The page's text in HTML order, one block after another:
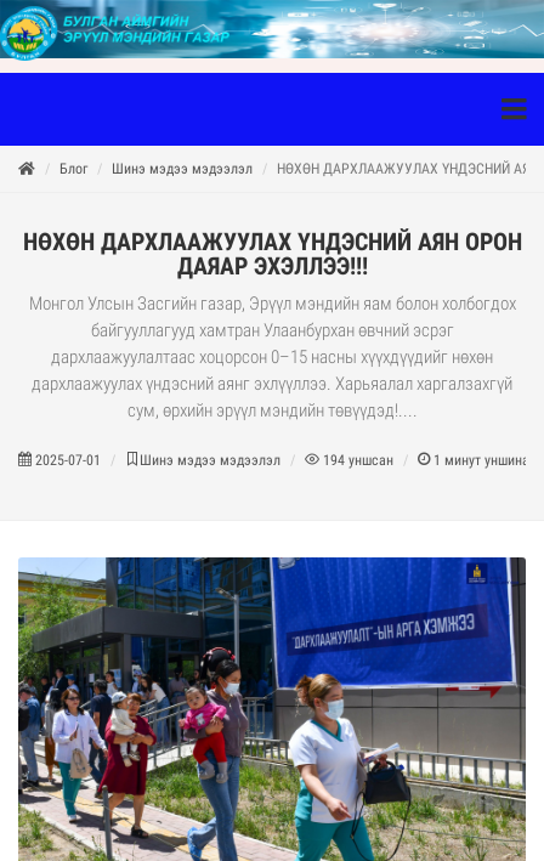
Блог Шинэ мэдээ мэдээлэл НӨХӨН ДАРХЛААЖУУЛАХ ҮНДЭСНИЙ АЯН
НӨХӨН ДАРХЛААЖУУЛАХ ҮНДЭСНИЙ АЯН ОРОН
ДАЯАР ЭХЭЛЛЭЭ!!!
Монгол Улсын Засгийн газар, Эрүүл мэндийн яам болон холбогдох
байгууллагууд хамтран Улаанбурхан өвчний эсрэг
дархлаажуулалтаас хоцорсон 0–15 насны хүүхдүүдийг нөхөн
дархлаажуулах үндэсний аянг эхлүүллээ. Харьяалал харгалзахгүй
сум, өрхийн эрүүл мэндийн төвүүдэд!....
2025-07-01 Шинэ мэдээ мэдээлэл 194 уншсан 1 минут уншина